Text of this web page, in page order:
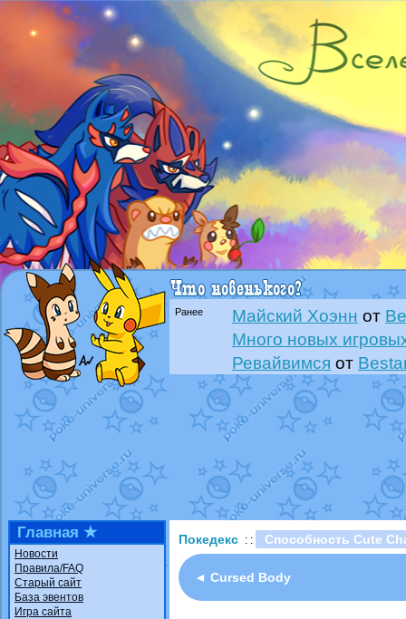
Ранее Майский Хоэнн от
Много новых
Ревайвимся от
Всё, трындец
Технические
доброе утро славяне
Йолда и Мимикью
от
Недовольный
The Dark Wishmaker
шадоу спиритомбот
траббишот
Raging Bolt
Shadow mismagius
Главная ★
Новости
Правила/FAQ
Старый сайт
База эвентов
Игра сайта
Покедекс : : Способность Cute
◄ Cursed Body